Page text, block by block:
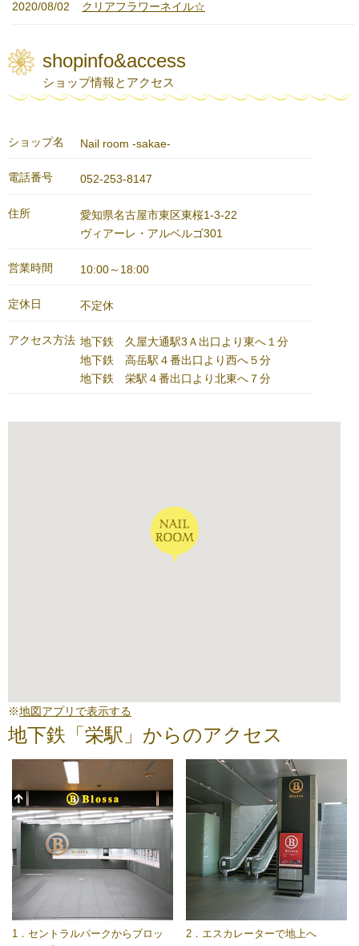
クリアフラワーネイル☆
2020/08/02
shopinfo&access
ショップ情報とアクセス
ショップ名 Nail room -sakae-
電話番号 052-253-8147
住所
愛知県名古屋市東区東桜1-3-22
ヴィアーレ・アルベルゴ301
営業時間 10:00～18:00
定休日 不定休
アクセス方法 地下鉄 久屋大通駅3Ａ出口より東へ１分
地下鉄 高岳駅４番出口より西へ５分
地下鉄 栄駅４番出口より北東へ７分
※地図アプリで表示する
地下鉄「栄駅」からのアクセス
1．セントラルパークからブロッ
2．エスカレーターで地上へ